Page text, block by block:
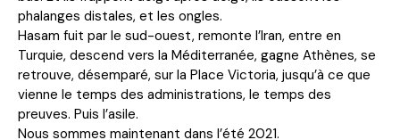
phalanges distales, et les ongles.
Hasam fuit par le sud-ouest, remonte l’Iran, entre en
Turquie, descend vers la Méditerranée, gagne Athènes, se
retrouve, désemparé, sur la Place Victoria, jusqu’à ce que
vienne le temps des administrations, le temps des
preuves. Puis l’asile.
Nous sommes maintenant dans l’été 2021.